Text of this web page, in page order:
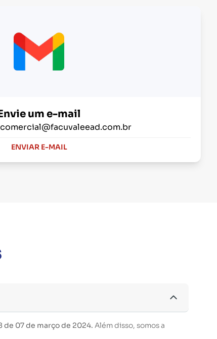
um e-mail
ENVIAR E-MAIL
de 07 de março de 2024. Além disso, somos a